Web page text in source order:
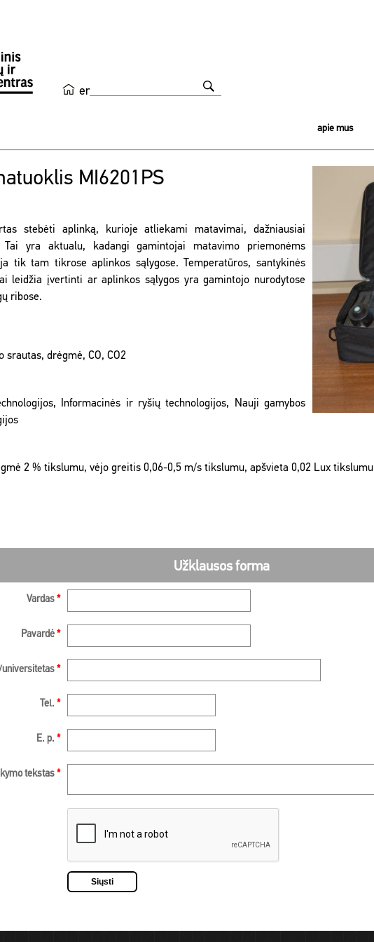
en
apie mus
MI6201PS
stebėti aplinką, kurioje atliekami matavimai, dažniausiai
yra aktualu, kadangi gamintojai matavimo priemonėms
tik tam tikrose aplinkos sąlygose. Temperatūros, santykinės
leidžia įvertinti ar aplinkos sąlygos yra gamintojo nurodytose
ribose.
drėgmė, CO, CO2
Informacinės ir ryšių technologijos, Nauji gamybos
2 % tikslumu, vėjo greitis 0,06-0,5 m/s tikslumu, apšvieta 0,02 Lux tikslumu
Užklausos forma
Vardas *
Pavardė *
*
Tel. *
E. p. *
tekstas *